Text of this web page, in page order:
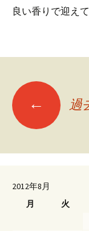
良い香りで迎え
投
稿
ナ
ビ
← 過
2012年8月
月
火